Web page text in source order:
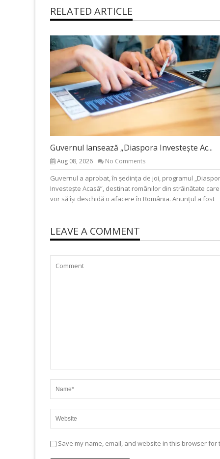
RELATED ARTICLE
Guvernul lansează „Diaspora Investește Ac...
Aug 08, 2026 No Comments
Guvernul a aprobat, în ședința de joi, programul
Investește Acasă”, destinat românilor din străinătate care
vor să își deschidă o afacere în România. Anunțul a fost
LEAVE A COMMENT
Save my name, email, and website in this browser for